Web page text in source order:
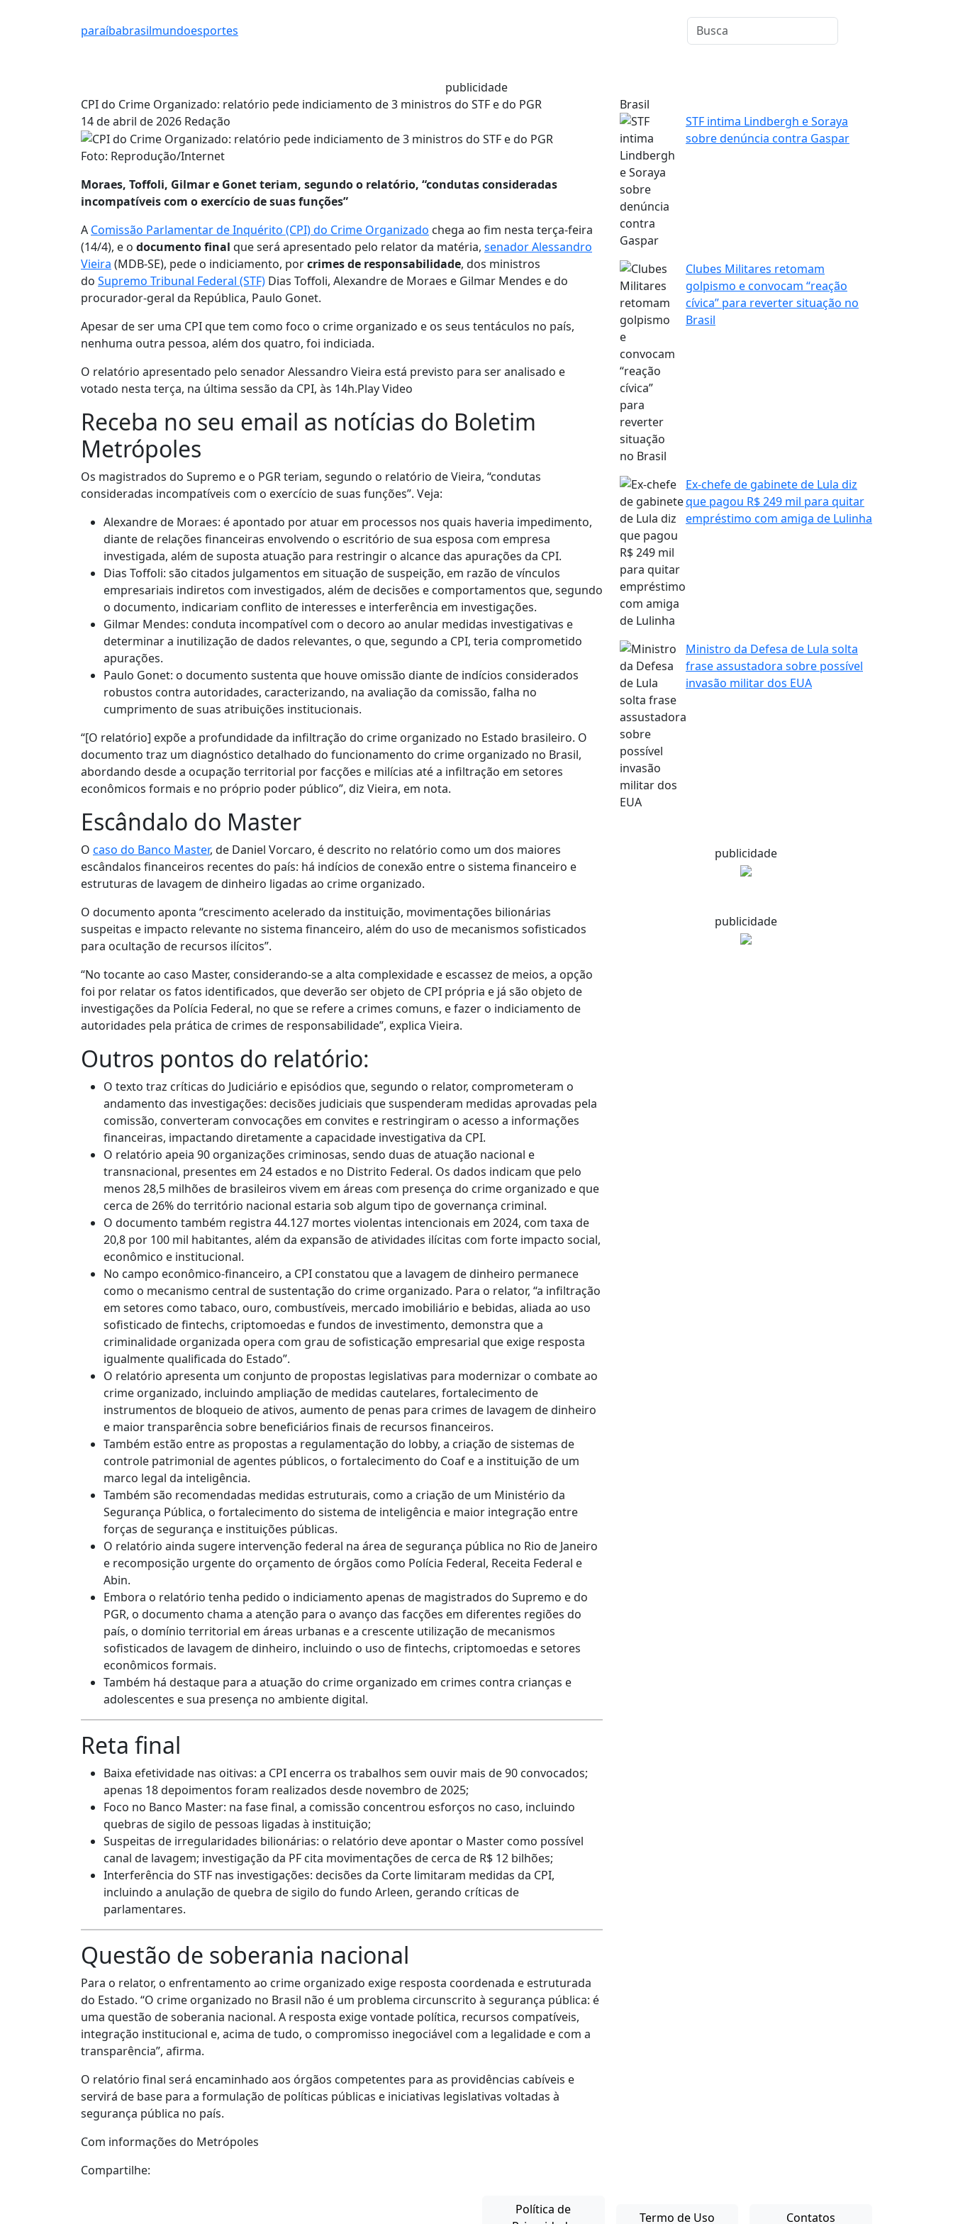
paraíbabrasilmundoesportes
publicidade
CPI do Crime Organizado: relatório pede indiciamento de 3 ministros do STF e do PGR
14 de abril de 2026 Redação
Foto: Reprodução/Internet
Moraes, Toffoli, Gilmar e Gonet teriam, segundo o relatório, “condutas consideradas
incompatíveis com o exercício de suas funções”
A Comissão Parlamentar de Inquérito (CPI) do Crime Organizado chega ao fim nesta terça-feira
(14/4), e o documento final que será apresentado pelo relator da matéria, senador Alessandro
Vieira (MDB-SE), pede o indiciamento, porcrimes de responsabilidade, dos ministros
do Supremo Tribunal Federal (STF) Dias Toffoli, Alexandre de Moraes e Gilmar Mendes e do
procurador-geral da República, Paulo Gonet.
Apesar de ser uma CPI que tem como foco o crime organizado e os seus tentáculos no país,
nenhuma outra pessoa, além dos quatro, foi indiciada.
O relatório apresentado pelo senador Alessandro Vieira está previsto para ser analisado e
votado nesta terça, na última sessão da CPI, às 14h.Play Video
Receba no seu email as notícias do Boletim
Metrópoles
Os magistrados do Supremo e o PGR teriam, segundo o relatório de Vieira, “condutas
consideradas incompatíveis com o exercício de suas funções”. Veja:
Alexandre de Moraes: é apontado por atuar em processos nos quais haveria impedimento,
diante de relações financeiras envolvendo o escritório de sua esposa com empresa
investigada, além de suposta atuação para restringir o alcance das apurações da CPI.
Dias Toffoli: são citados julgamentos em situação de suspeição, em razão de vínculos
empresariais indiretos com investigados, além de decisões e comportamentos que, segundo
o documento, indicariam conflito de interesses e interferência em investigações.
Gilmar Mendes: conduta incompatível com o decoro ao anular medidas investigativas e
determinar a inutilização de dados relevantes, o que, segundo a CPI, teria comprometido
apurações.
Paulo Gonet: o documento sustenta que houve omissão diante de indícios considerados
robustos contra autoridades, caracterizando, na avaliação da comissão, falha no
cumprimento de suas atribuições institucionais.
“[O relatório] expõe a profundidade da infiltração do crime organizado no Estado brasileiro. O
documento traz um diagnóstico detalhado do funcionamento do crime organizado no Brasil,
abordando desde a ocupação territorial por facções e milícias até a infiltração em setores
econômicos formais e no próprio poder público”, diz Vieira, em nota.
Escândalo do Master
O caso do Banco Master, de Daniel Vorcaro, é descrito no relatório como um dos maiores
escândalos financeiros recentes do país: há indícios de conexão entre o sistema financeiro e
estruturas de lavagem de dinheiro ligadas ao crime organizado.
O documento aponta “crescimento acelerado da instituição, movimentações bilionárias
suspeitas e impacto relevante no sistema financeiro, além do uso de mecanismos sofisticados
para ocultação de recursos ilícitos”.
“No tocante ao caso Master, considerando-se a alta complexidade e escassez de meios, a opção
foi por relatar os fatos identificados, que deverão ser objeto de CPI própria e já são objeto de
investigações da Polícia Federal, no que se refere a crimes comuns, e fazer o indiciamento de
autoridades pela prática de crimes de responsabilidade”, explica Vieira.
Outros pontos do relatório:
O texto traz críticas do Judiciário e episódios que, segundo o relator, comprometeram o
andamento das investigações: decisões judiciais que suspenderam medidas aprovadas pela
comissão, converteram convocações em convites e restringiram o acesso a informações
financeiras, impactando diretamente a capacidade investigativa da CPI.
O relatório apeia 90 organizações criminosas, sendo duas de atuação nacional e
transnacional, presentes em 24 estados e no Distrito Federal. Os dados indicam que pelo
menos 28,5 milhões de brasileiros vivem em áreas com presença do crime organizado e que
cerca de 26% do território nacional estaria sob algum tipo de governança criminal.
O documento também registra 44.127 mortes violentas intencionais em 2024, com taxa de
20,8 por 100 mil habitantes, além da expansão de atividades ilícitas com forte impacto social,
econômico e institucional.
No campo econômico-financeiro, a CPI constatou que a lavagem de dinheiro permanece
como o mecanismo central de sustentação do crime organizado. Para o relator, “a infiltração
em setores como tabaco, ouro, combustíveis, mercado imobiliário e bebidas, aliada ao uso
sofisticado de fintechs, criptomoedas e fundos de investimento, demonstra que a
criminalidade organizada opera com grau de sofisticação empresarial que exige resposta
igualmente qualificada do Estado”.
O relatório apresenta um conjunto de propostas legislativas para modernizar o combate ao
crime organizado, incluindo ampliação de medidas cautelares, fortalecimento de
instrumentos de bloqueio de ativos, aumento de penas para crimes de lavagem de dinheiro
e maior transparência sobre beneficiários finais de recursos financeiros.
Também estão entre as propostas a regulamentação do lobby, a criação de sistemas de
controle patrimonial de agentes públicos, o fortalecimento do Coaf e a instituição de um
marco legal da inteligência.
Também são recomendadas medidas estruturais, como a criação de um Ministério da
Segurança Pública, o fortalecimento do sistema de inteligência e maior integração entre
forças de segurança e instituições públicas.
O relatório ainda sugere intervenção federal na área de segurança pública no Rio de Janeiro
e recomposição urgente do orçamento de órgãos como Polícia Federal, Receita Federal e
Abin.
Embora o relatório tenha pedido o indiciamento apenas de magistrados do Supremo e do
PGR, o documento chama a atenção para o avanço das facções em diferentes regiões do
país, o domínio territorial em áreas urbanas e a crescente utilização de mecanismos
sofisticados de lavagem de dinheiro, incluindo o uso de fintechs, criptomoedas e setores
econômicos formais.
Também há destaque para a atuação do crime organizado em crimes contra crianças e
adolescentes e sua presença no ambiente digital.
Reta final
Baixa efetividade nas oitivas: a CPI encerra os trabalhos sem ouvir mais de 90 convocados;
apenas 18 depoimentos foram realizados desde novembro de 2025;
Foco no Banco Master: na fase final, a comissão concentrou esforços no caso, incluindo
quebras de sigilo de pessoas ligadas à instituição;
Suspeitas de irregularidades bilionárias: o relatório deve apontar o Master como possível
canal de lavagem; investigação da PF cita movimentações de cerca de R$ 12 bilhões;
Interferência do STF nas investigações: decisões da Corte limitaram medidas da CPI,
incluindo a anulação de quebra de sigilo do fundo Arleen, gerando críticas de
parlamentares.
Questão de soberania nacional
Para o relator, o enfrentamento ao crime organizado exige resposta coordenada e estruturada
do Estado. “O crime organizado no Brasil não é um problema circunscrito à segurança pública: é
uma questão de soberania nacional. A resposta exige vontade política, recursos compatíveis,
integração institucional e, acima de tudo, o compromisso inegociável com a legalidade e com a
transparência”, afirma.
O relatório final será encaminhado aos órgãos competentes para as providências cabíveis e
servirá de base para a formulação de políticas públicas e iniciativas legislativas voltadas à
segurança pública no país.
Com informações do Metrópoles
Compartilhe:
Brasil
STF intima Lindbergh e Soraya
sobre denúncia contra Gaspar
Clubes Militares retomam
golpismo e convocam “reação
cívica” para reverter situação no
Brasil
Ex-chefe de gabinete de Lula diz
que pagou R$ 249 mil para quitar
empréstimo com amiga de Lulinha
Ministro da Defesa de Lula solta
frase assustadora sobre possível
invasão militar dos EUA
publicidade
publicidade
Política de
Termo de Uso Contatos